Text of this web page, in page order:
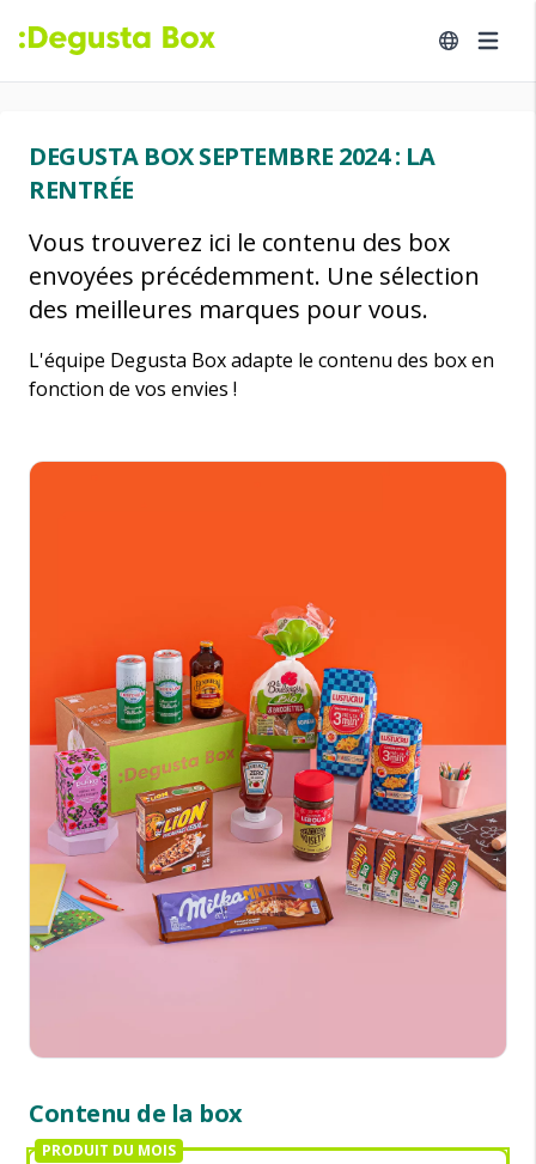
DEGUSTA BOX SEPTEMBRE 2024 : LA
RENTRÉE
Vous trouverez ici le contenu des box
envoyées précédemment. Une sélection
des meilleures marques pour vous.
L'équipe Degusta Box adapte le contenu des box en
fonction de vos envies !
Contenu de la box
PRODUIT DU MOIS